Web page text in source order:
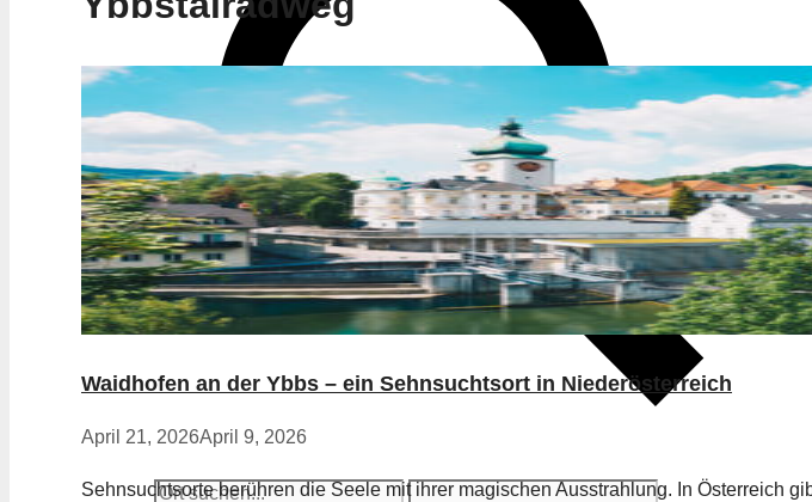
Waidhofen an der Ybbs – ein Sehnsuchtsort in Niederösterreich
April 21, 2026April 9, 2026
Sehnsuchtsorte berühren die Seele mit ihrer magischen Ausstrahlung. In Österreich